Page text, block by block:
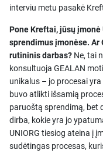
interviu metu pasakė
Pone Kreftai, jūsų įmonė
sprendimus įmonėse. Ar
rutininis darbas? Ne, tai
konsultuoja GEALAN
unikalus – jo procesai
buvo atlikti išsamią
paruoštą sprendimą, bet
dirba, kokie yra jo
UNIORG tiesiog ateina į
sudėtingas procesas,